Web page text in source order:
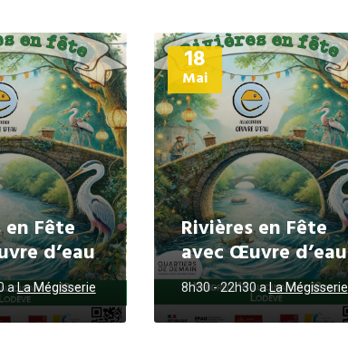
Fête
d’eau
aLa Mégisserie
18
Mai
Rivières en Fête
avec Œuvre d’eau
8h30 - 22h30aLa Mégisserie
Plus
d'informations